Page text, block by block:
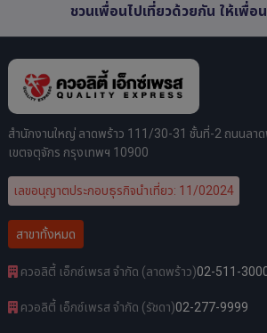
ชวนเพื่อนไปเที่ยวด้วยกัน ให้เพื่อ
สำนักงานใหญ่ ลาดพร้าว 111/30-31 ชั้นที่-2 ถนนลา
เขตจตุจักร กรุงเทพฯ 10900
เลขอนุญาตประกอบธุรกิจนำเที่ยว: 11/02024
สาขาทั้งหมด
ควอลิตี้ เอ็กซ์เพรส จำกัด (ลาดพร้าว)02-511-
ควอลิตี้ เอ็กซ์เพรส จำกัด (รัชดา)02-277-9999